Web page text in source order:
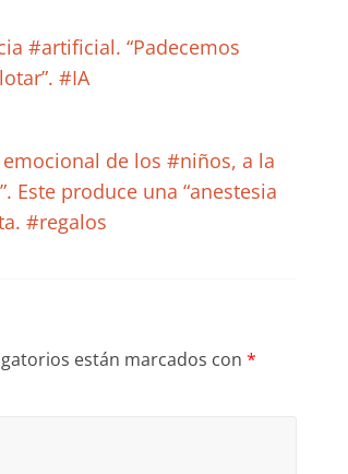
#artificial. “Padecemos
#IA
de los #niños, a la
Este produce una “anestesia
#regalos
están marcados con *